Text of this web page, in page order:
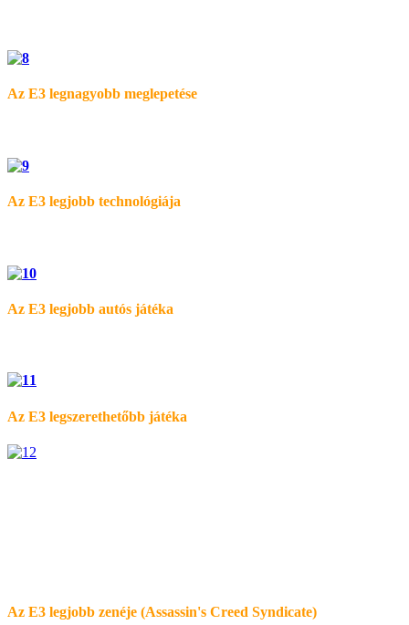
Az E3 legnagyobb meglepetése
Az E3 legjobb technológiája
Az E3 legjobb autós játéka
Az E3 legszerethetőbb játéka
Az E3 legjobb zenéje (Assassin's Creed Syndicate)